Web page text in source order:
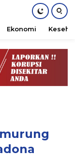
Ekonomi